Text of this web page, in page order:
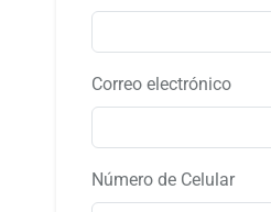
Correo electrónico
Número de Celular